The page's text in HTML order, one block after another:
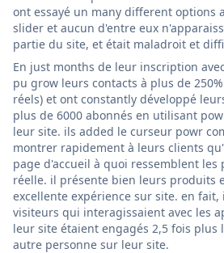
ont essayé un many different options
slider et aucun d'entre eux
partie du site, et était maladroit et
En just months de leur inscription
pu grow leurs contacts à plus de
réels) et ont constantly développé
plus de 6000 abonnés en utilisant
leur site. ils added le curseur powr
montrer rapidement à leurs clients
page d'accueil à quoi ressemblent les
réelle. il présente bien leurs produits
excellente expérience sur site. en
visiteurs qui interagissaient avec les
leur site étaient engagés 2,5 fois plus
autre personne sur leur site.